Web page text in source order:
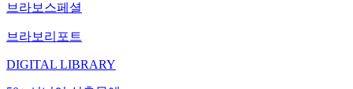
브라보스페셜
브라보리포트
DIGITAL LIBRARY